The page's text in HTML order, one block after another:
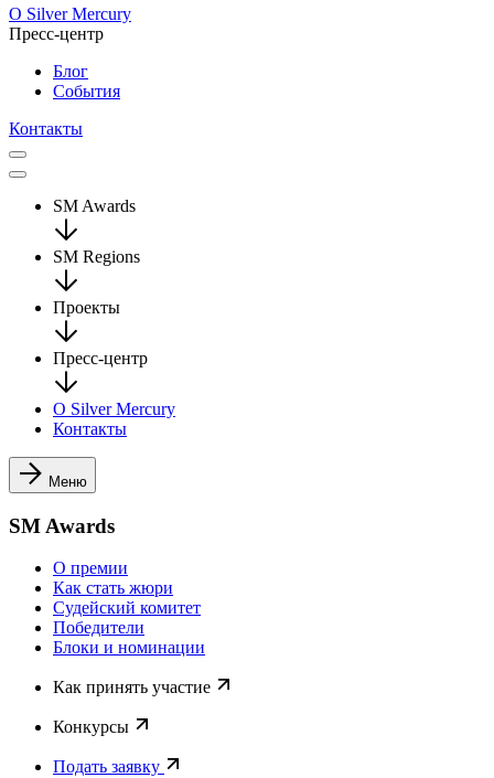
О Silver Mercury
Пресс-центр
Блог
События
Контакты
SM Awards
SM Regions
Проекты
Пресс-центр
О Silver Mercury
Контакты
Меню
SM Awards
О премии
Как стать жюри
Судейский комитет
Победители
Блоки и номинации
Как принять участие
Конкурсы
Подать заявку